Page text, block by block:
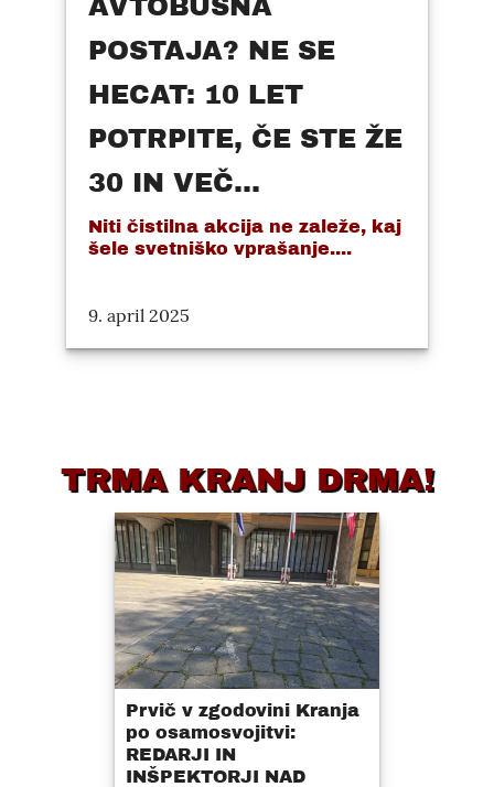
AVTOBUSNA
POSTAJA? NE SE
HECAT: 10 LET
POTRPITE, ČE STE ŽE
30 IN VEČ...
Niti čistilna akcija ne zaleže, kaj
šele svetniško vprašanje....
9. april 2025
TRMA KRANJ DRMA!
Prvič v zgodovini Kranja
po osamosvojitvi:
REDARJI IN
INŠPEKTORJI NAD